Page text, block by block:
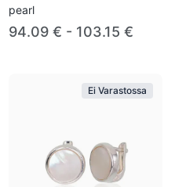
pearl
94.09 € - 103.15 €
Ei Varastossa